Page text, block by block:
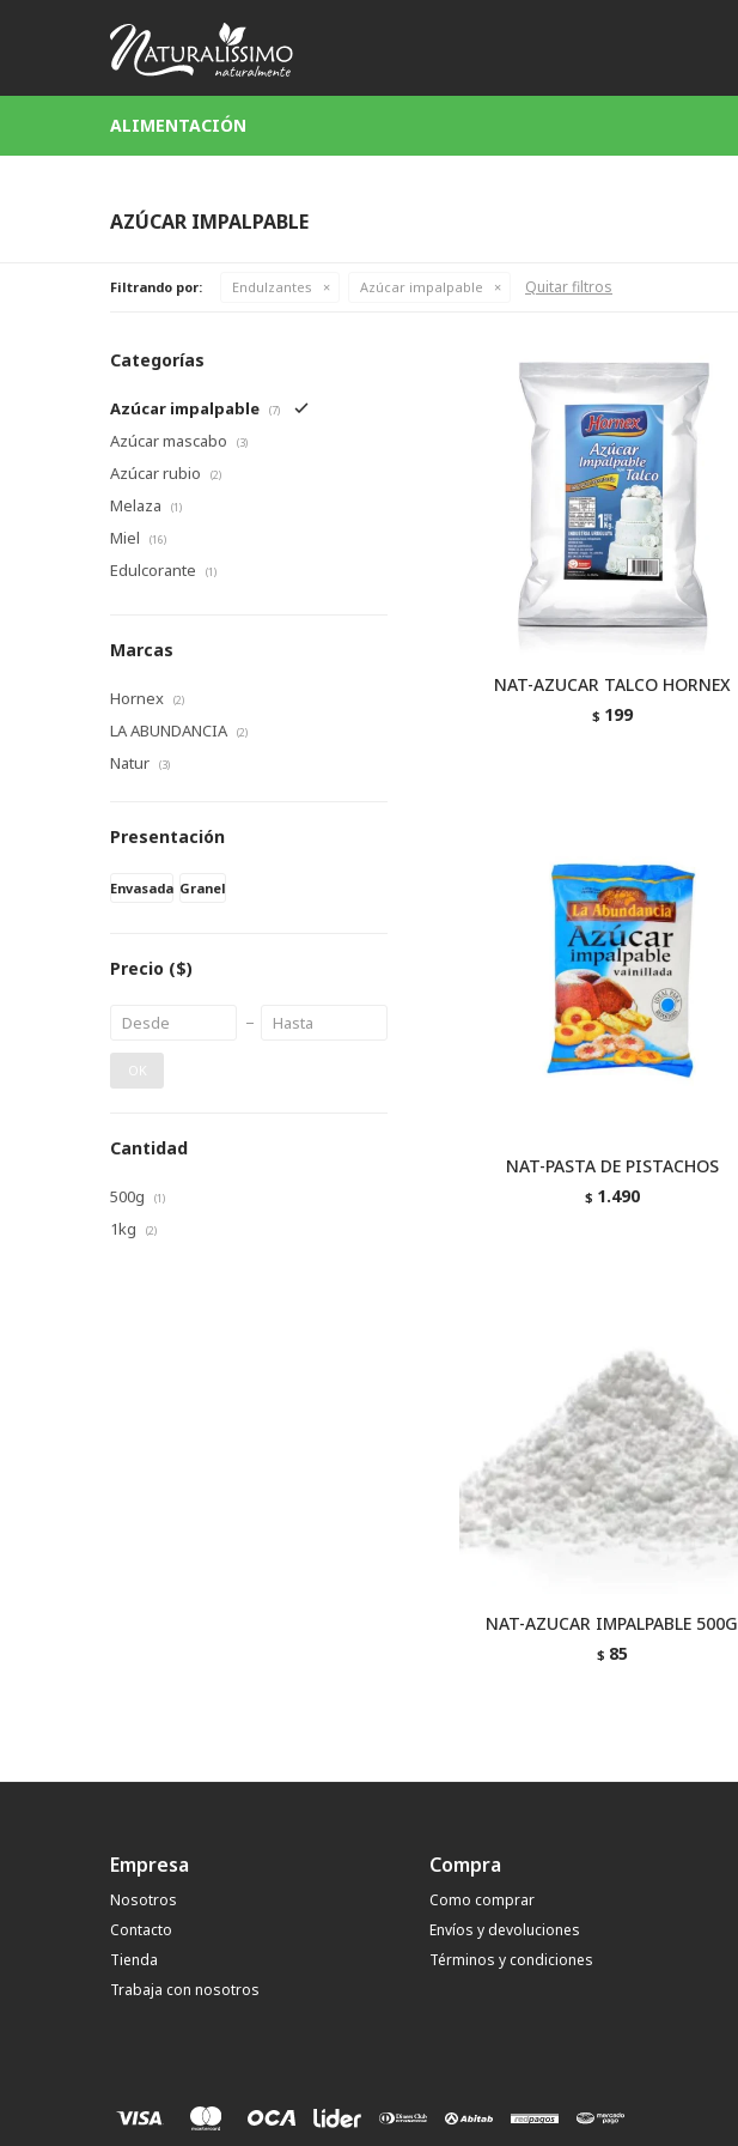
ALIMENTACIÓN
AZÚCAR IMPALPABLE
Filtrando por: Endulzantes Azúcar impalpable Quitar filtros
NAT-AZUCAR TALCO HORNEX
$ 199
NAT-PASTA DE PISTACHOS
$ 1.490
NAT-AZUCAR IMPALPABLE 500G
$ 85
Categorías
Azúcar impalpable (7)
Azúcar mascabo (3)
Azúcar rubio (2)
Melaza (1)
Miel (16)
Edulcorante (1)
Marcas
Hornex (2)
LA ABUNDANCIA (2)
Natur (3)
Presentación
Envasada Granel
Precio ($)
OK
Cantidad
500g (1)
1kg (2)
Empresa
Nosotros
Contacto
Tienda
Trabaja con nosotros
Compra
Como comprar
Envíos y devoluciones
Términos y condiciones